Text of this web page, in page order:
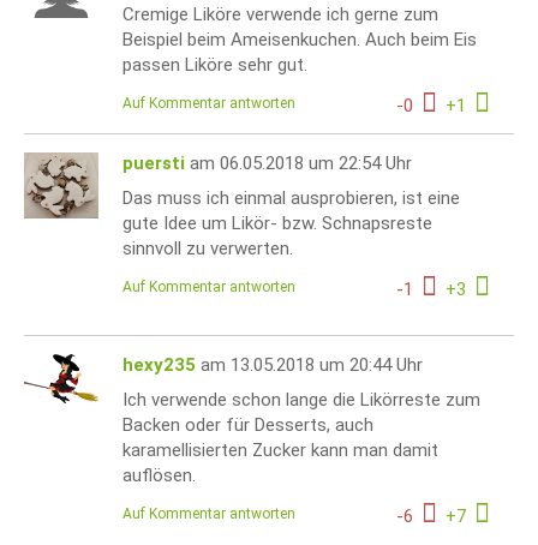
Cremige Liköre verwende ich gerne zum
Beispiel beim Ameisenkuchen. Auch beim Eis
passen Liköre sehr gut.
-0 +1
Auf Kommentar antworten
puersti am 06.05.2018 um 22:54 Uhr
Das muss ich einmal ausprobieren, ist eine
gute Idee um Likör- bzw. Schnapsreste
sinnvoll zu verwerten.
-1 +3
Auf Kommentar antworten
hexy235 am 13.05.2018 um 20:44 Uhr
Ich verwende schon lange die Likörreste zum
Backen oder für Desserts, auch
karamellisierten Zucker kann man damit
auflösen.
-6 +7
Auf Kommentar antworten